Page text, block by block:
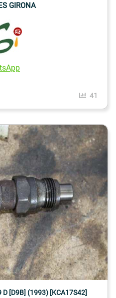
GIRONA
41
D [D9B] (1993) [KCA17S42]